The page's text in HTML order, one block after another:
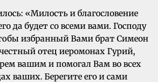
«Милость и благословение
да будет со всеми вами. Господу
избранный Вами брат Симеон
отец иеромонах Гурий,
вашим и помогал Вам во всех
ваших. Берегите его и сами